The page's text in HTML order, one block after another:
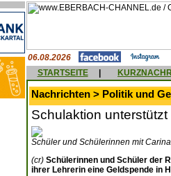
06.08.2026
STARTSEITE
Nachrichten > Politik und
Schulaktion
Schüler und Schülerinnen mit
(cr) Schülerinnen und Schüler der
ihrer Lehrerin eine Geldspende in